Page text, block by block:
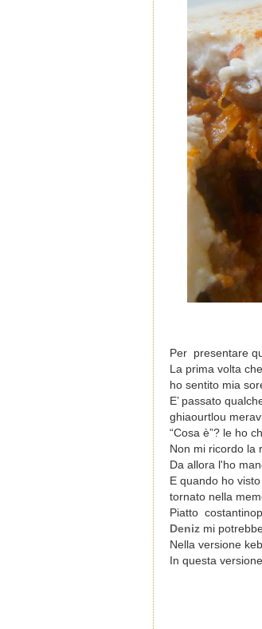
Per presentare
La prima volta
ho sentito mia
E’ passato
ghiaourtlou
“Cosa è”? le ho
Non mi ricordo la
Da allora l'ho
E quando ho
tornato nella
Piatto
Deniz mi
Nella versione
In questa